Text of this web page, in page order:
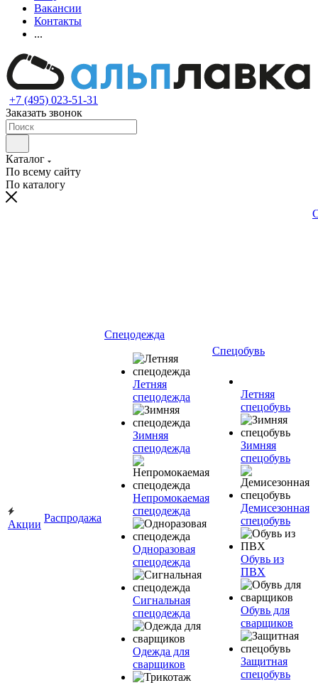
Вакансии
Контакты
...
+7 (495) 023-51-31
Заказать звонок
Каталог
По всему сайту
По каталогу
Акции
Распродажа
Спецодежда
Летняя
спецодежда
Зимняя
спецодежда
Непромокаемая
спецодежда
Одноразовая
спецодежда
Сигнальная
спецодежда
Одежда для
сварщиков
Спецобувь
Летняя
спецобувь
Зимняя
спецобувь
Демисезонная
спецобувь
Обувь из
ПВХ
Обувь для
сварщиков
Защитная
спецобувь